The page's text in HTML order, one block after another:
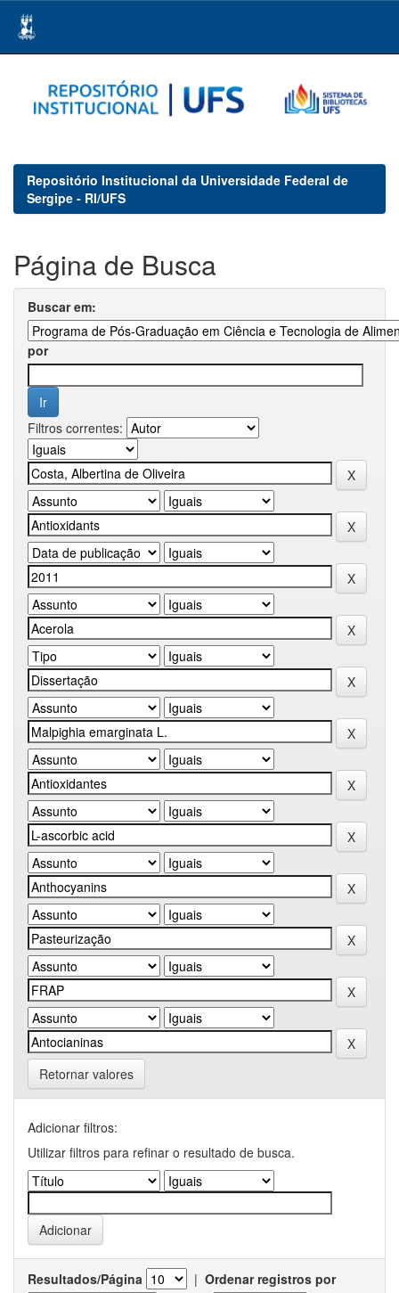
navigation
Repositório Institucional da Universidade Federal de
Sergipe - RI/UFS
Página de Busca
Buscar em:
por
Filtros correntes:
Retornar valores
Adicionar filtros:
Utilizar filtros para refinar o resultado de busca.
Resultados/Página | Ordenar registros por